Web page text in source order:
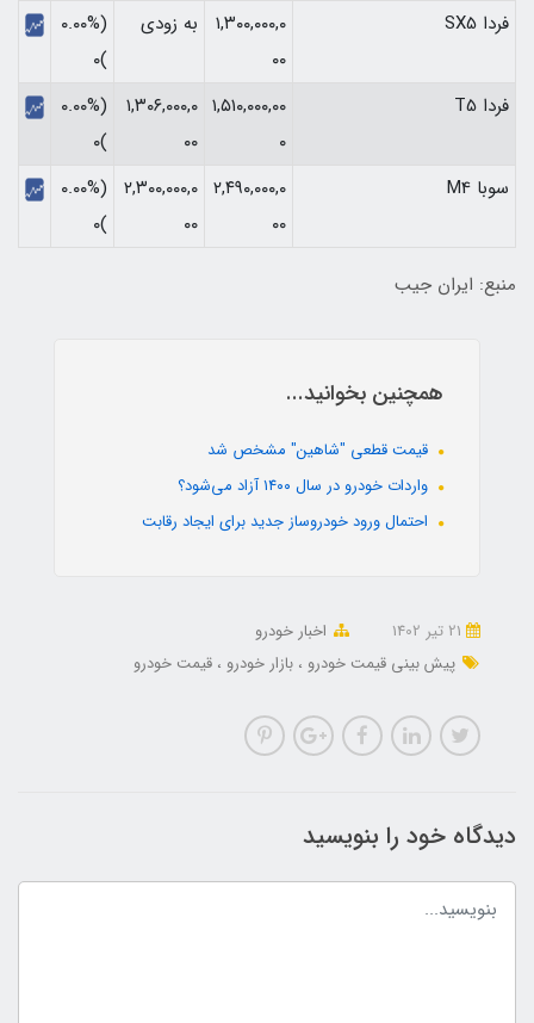
فردا SX5
۱,۳۰۰,۰۰۰,۰
۰۰
به زودی
(۰.۰۰%
)۰
فردا T5
۱,۵۱۰,۰۰۰,۰۰
۰
۱,۳۰۶,۰۰۰,۰
۰۰
(۰.۰۰%
)۰
سوبا M4
۲,۴۹۰,۰۰۰,۰
۰۰
۲,۳۰۰,۰۰۰,۰
۰۰
(۰.۰۰%
)۰
منبع: ایران جیب
همچنین بخوانید...
قیمت قطعی "شاهین" مشخص شد
واردات خودرو در سال ۱۴۰۰ آزاد می‌شود؟
احتمال ورود خودروساز جدید برای ایجاد رقابت
اخبار خودرو
پیش بینی قیمت خودرو
بازار خودرو قیمت خودرو
دیدگاه خود را بنویسید